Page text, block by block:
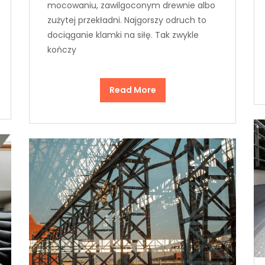
mocowaniu, zawilgoconym drewnie albo
zużytej przekładni. Najgorszy odruch to
dociąganie klamki na siłę. Tak zwykle
kończy
Read More